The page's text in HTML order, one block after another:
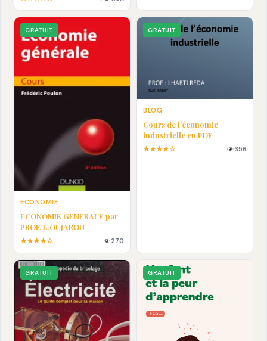
GRATUIT
ECONOMIE
ECONOMIE GENERALE par
PROF. L.OUJAROU
★★★★☆ 270
GRATUIT
BLOG
Cours de l’économie
industrielle en PDF
★★★★☆ 356
GRATUIT GRATUIT